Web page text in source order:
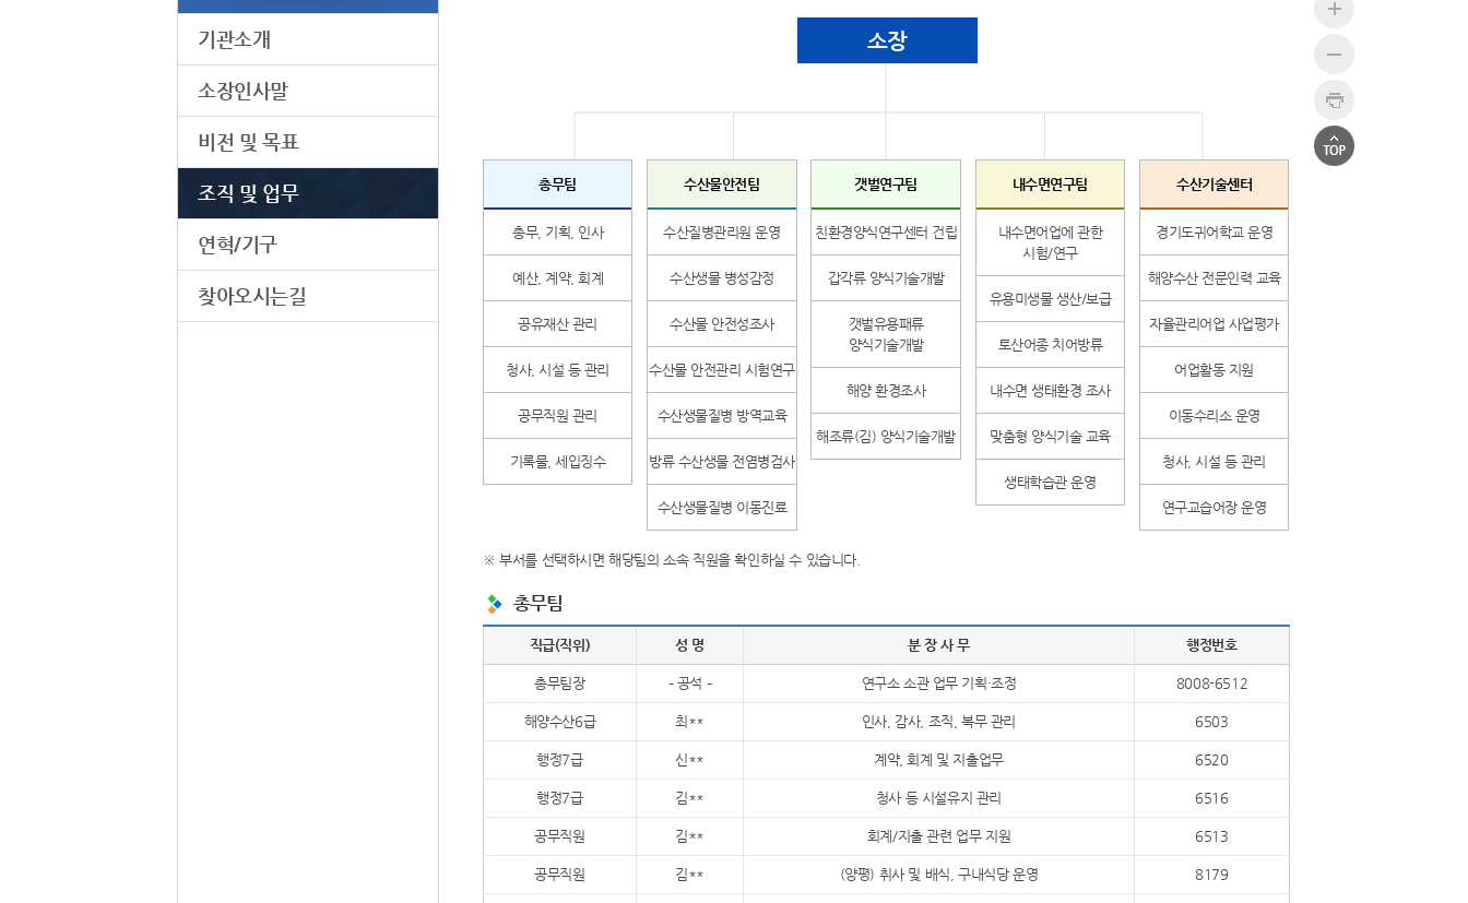
소장
총무팀
총무, 기획, 인사
예산, 계약, 회계
공유재산 관리
청사, 시설 등 관리
공무직원 관리
기록물, 세입징수
수산물안전팀
수산질병관리원 운영
수산생물 병성감정
수산물 안전성조사
수산물 안전관리 시험연구
수산생물질병 방역교육
방류 수산생물 전염병검사
수산생물질병 이동진료
갯벌연구팀
친환경양식연구센터 건립
갑각류 양식기술개발
갯벌유용패류
양식기술개발
해양 환경조사
해조류(김) 양식기술개발
내수면연구팀
내수면어업에 관한
시험/연구
유용미생물 생산/보급
토산어종 치어방류
내수면 생태환경 조사
맞춤형 양식기술 교육
생태학습관 운영
수산기술센터
경기도귀어학교 운영
해양수산 전문인력 교육
자율관리어업 사업평가
어업활동 지원
이동수리소 운영
청사, 시설 등 관리
연구교습어장 운영
※ 부서를 선택하시면 해당팀의 소속 직원을 확인하실 수 있습니다.
총무팀
직급(직위) 성 명 분 장 사 무 행정번호
총무팀장 – 공석 – 연구소 소관 업무 기획·조정 8008-6512
해양수산6급 최** 인사, 감사, 조직, 복무 관리 6503
행정7급 신** 계약, 회계 및 지출업무 6520
행정7급 김** 청사 등 시설유지 관리 6516
공무직원 김** 회계/지출 관련 업무 지원 6513
공무직원 김** (양평) 취사 및 배식, 구내식당 운영 8179
기관소개
소장인사말
비전 및 목표
조직 및 업무
연혁/기구
찾아오시는길